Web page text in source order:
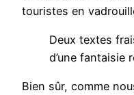
touristes en
Deux textes
d’une fantaisie
Bien sûr, comme